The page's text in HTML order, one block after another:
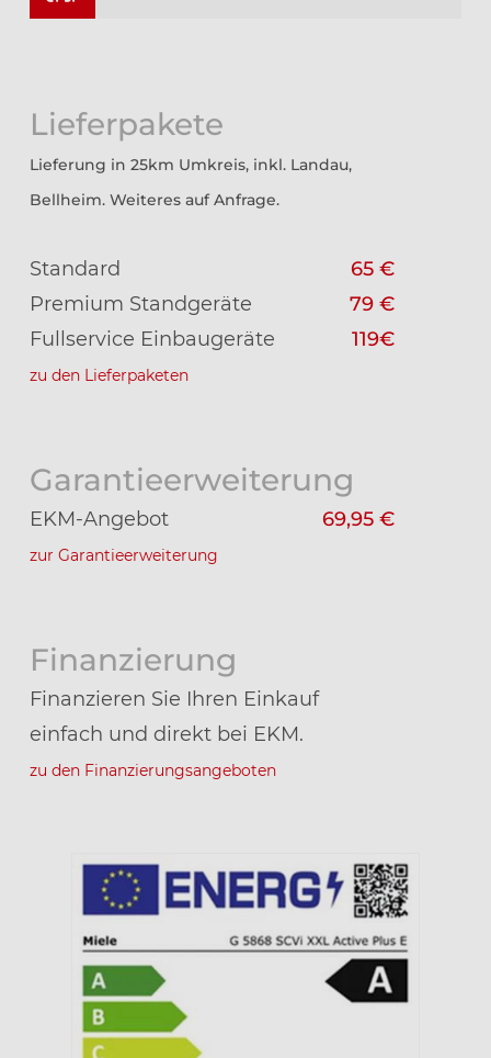
Lieferpakete
Lieferung in 25km Umkreis, inkl. Landau,
Bellheim. Weiteres auf Anfrage.
Standard
65 €
Premium Standgeräte
79 €
Fullservice Einbaugeräte
119€
zu den Lieferpaketen
Garantieerweiterung
EKM-Angebot 69,95 €
zur Garantieerweiterung
Finanzierung
Finanzieren Sie Ihren Einkauf
einfach und direkt bei EKM.
zu den Finanzierungsangeboten